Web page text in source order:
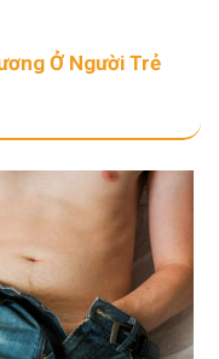
Ở Người Trẻ